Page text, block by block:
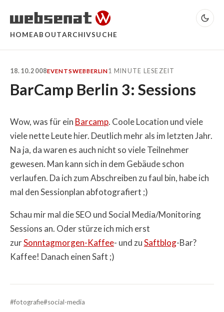
HOMEABOUTARCHIVSUCHE
18.10.2008EVENTSWEBBERLIN1 MINUTE LESEZEIT
BarCamp Berlin 3: Sessions
Wow, was für ein Barcamp. Coole Location und viele
viele nette Leute hier. Deutlich mehr als im letzten Jahr.
Na ja, da waren es auch nicht so viele Teilnehmer
gewesen. Man kann sich in dem Gebäude schon
verlaufen. Da ich zum Abschreiben zu faul bin, habe ich
mal den Sessionplan abfotografiert ;)
Schau mir mal die SEO und Social Media/Monitoring
Sessions an. Oder stürze ich mich erst
zurSonntagmorgen-Kaffee- und zuSaftblog-Bar?
Kaffee! Danach einen Saft ;)
#fotografie#social-media